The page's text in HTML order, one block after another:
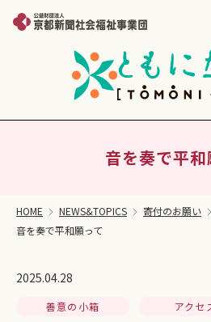
音を奏で平和
HOME NEWS&TOPICS 寄付のお願い
音を奏で平和願って
2025.04.28
善意の小箱 アクセ